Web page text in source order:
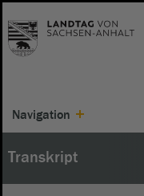
Navigation
Transkript